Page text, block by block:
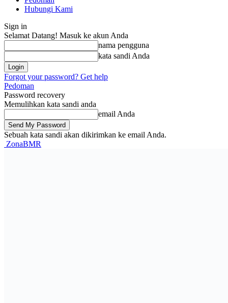
Hubungi Kami
Sign in
Selamat Datang! Masuk ke akun Anda
nama pengguna
kata sandi Anda
Forgot your password? Get help
Pedoman
Password recovery
Memulihkan kata sandi anda
email Anda
Sebuah kata sandi akan dikirimkan ke email Anda.
ZonaBMR